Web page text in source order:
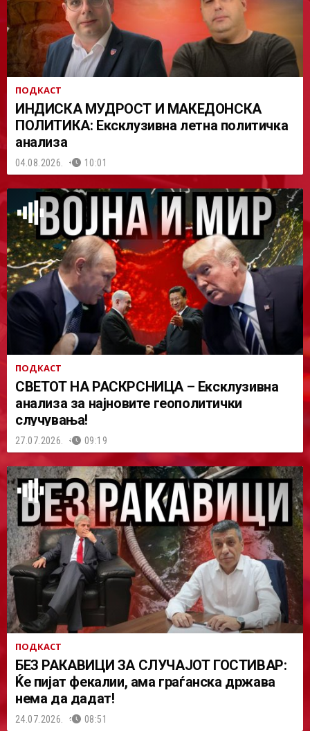
ПОДКАСТ
ИНДИСКА МУДРОСТ И МАКЕДОНСКА
ПОЛИТИКА: Ексклузивна летна политичка
анализа
04.08.2026. 10:01
ПОДКАСТ
СВЕТОТ НА РАСКРСНИЦА – Ексклузивна
анализа за најновите геополитички
случувања!
27.07.2026. 09:19
ПОДКАСТ
БЕЗ РАКАВИЦИ ЗА СЛУЧАЈОТ ГОСТИВАР:
Ќе пијат фекалии, ама граѓанска држава
нема да дадат!
24.07.2026. 08:51